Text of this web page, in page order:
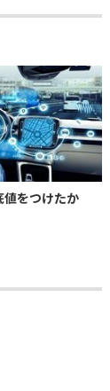
をつけたか